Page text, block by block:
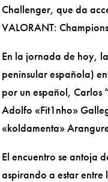
Challenger, que da
VALORANT:
En la jornada de hoy,
peninsular española)
por un español, Carlos
Adolfo «Fit1nho»
«koldamenta»
El encuentro se antoja
aspirando a estar entre